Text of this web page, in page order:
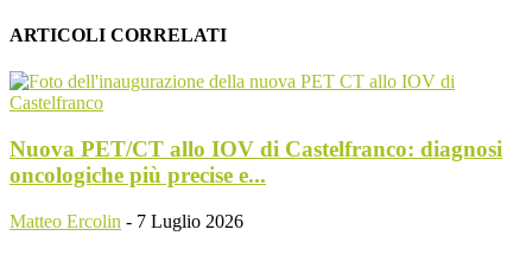
ARTICOLI CORRELATI
Nuova PET/CT allo IOV di Castelfranco: diagnosi
oncologiche più precise e...
Matteo Ercolin - 7 Luglio 2026